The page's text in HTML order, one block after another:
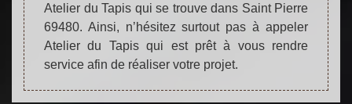
Atelier du Tapis qui se trouve dans Saint Pierre
69480. Ainsi, n’hésitez surtout pas à appeler
Atelier du Tapis qui est prêt à vous rendre
service afin de réaliser votre projet.